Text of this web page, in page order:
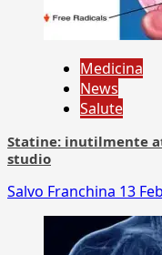
Medicina
News
Salute
Statine: inutilmente
studio
Salvo Franchina 13